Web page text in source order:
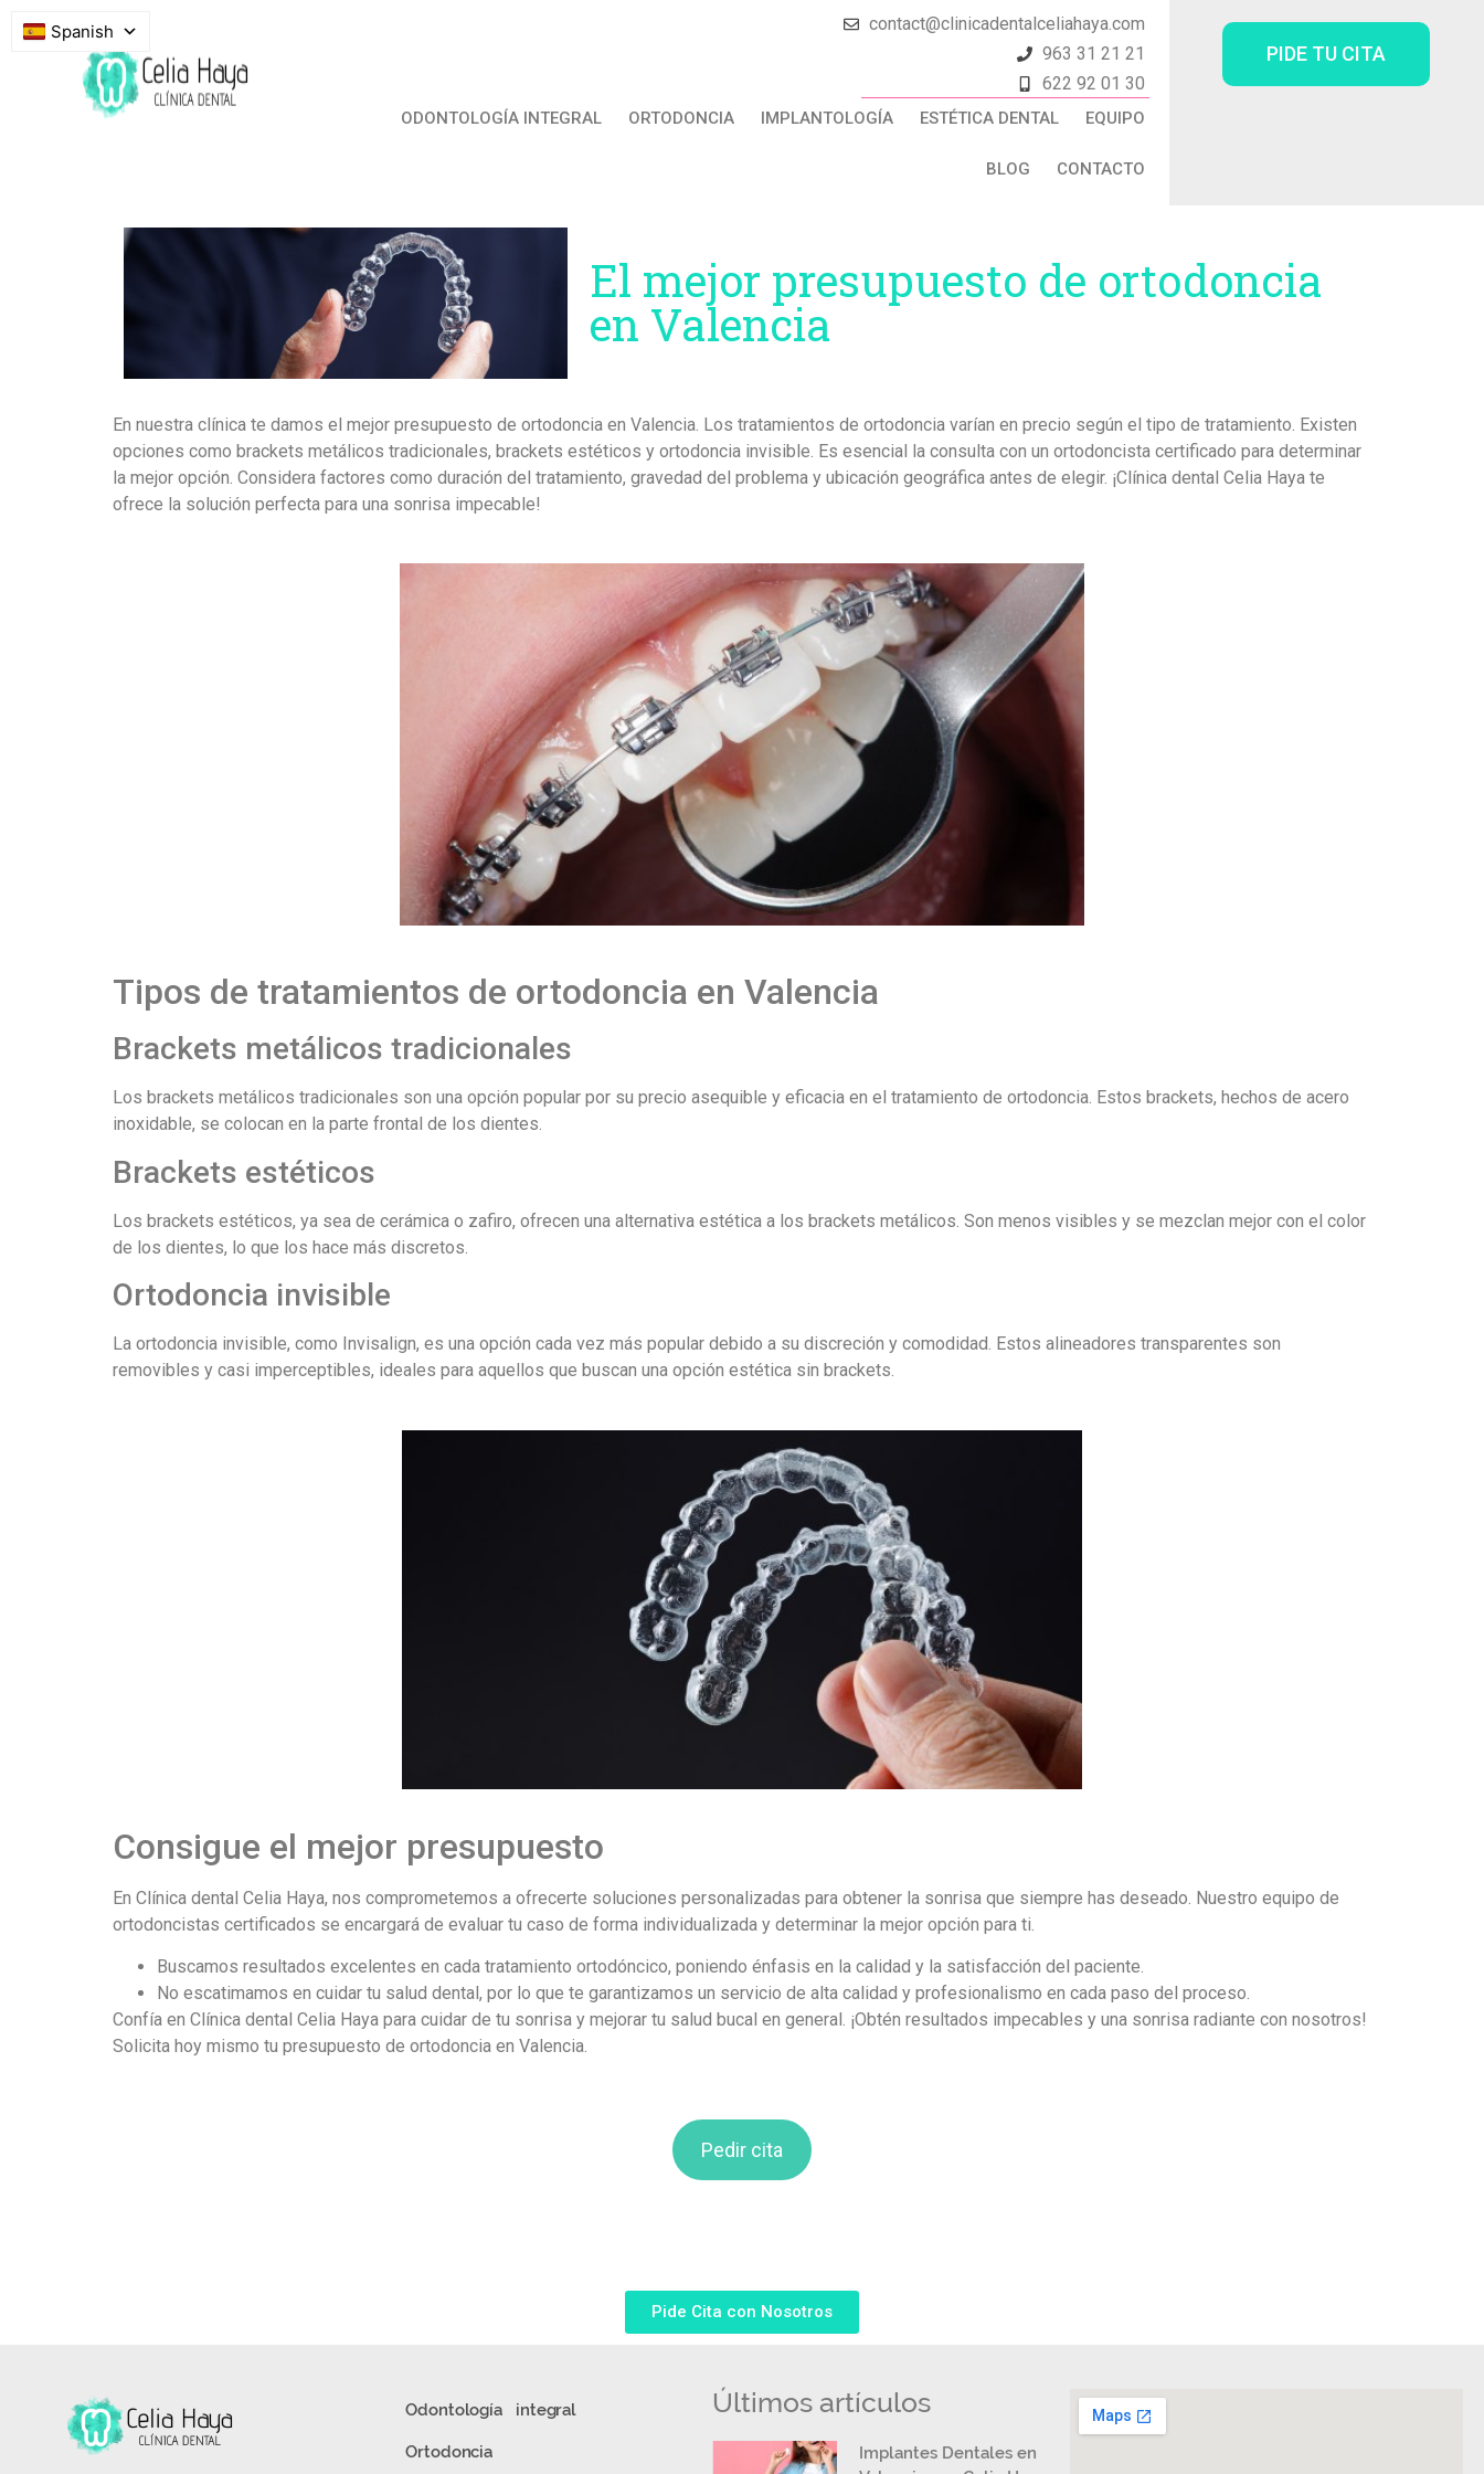
contact@clinicadentalceliahaya.com
963 31 21 21
622 92 01 30
ODONTOLOGÍA INTEGRAL ORTODONCIA IMPLANTOLOGÍA ESTÉTICA DENTAL EQUIPO
BLOG CONTACTO
PIDE TU CITA
El mejor presupuesto de ortodoncia
en Valencia
En nuestra clínica te damos el mejor presupuesto de ortodoncia en Valencia. Los tratamientos de ortodoncia varían en precio según el tipo de tratamiento. Existen
opciones como brackets metálicos tradicionales, brackets estéticos y ortodoncia invisible. Es esencial la consulta con un ortodoncista certificado para determinar
la mejor opción. Considera factores como duración del tratamiento, gravedad del problema y ubicación geográfica antes de elegir. ¡Clínica dental Celia Haya te
ofrece la solución perfecta para una sonrisa impecable!
Tipos de tratamientos de ortodoncia en Valencia
Brackets metálicos tradicionales
Los brackets metálicos tradicionales son una opción popular por su precio asequible y eficacia en el tratamiento de ortodoncia. Estos brackets, hechos de acero
inoxidable, se colocan en la parte frontal de los dientes.
Brackets estéticos
Los brackets estéticos, ya sea de cerámica o zafiro, ofrecen una alternativa estética a los brackets metálicos. Son menos visibles y se mezclan mejor con el color
de los dientes, lo que los hace más discretos.
Ortodoncia invisible
La ortodoncia invisible, como Invisalign, es una opción cada vez más popular debido a su discreción y comodidad. Estos alineadores transparentes son
removibles y casi imperceptibles, ideales para aquellos que buscan una opción estética sin brackets.
Consigue el mejor presupuesto
En Clínica dental Celia Haya, nos comprometemos a ofrecerte soluciones personalizadas para obtener la sonrisa que siempre has deseado. Nuestro equipo de
ortodoncistas certificados se encargará de evaluar tu caso de forma individualizada y determinar la mejor opción para ti.
Buscamos resultados excelentes en cada tratamiento ortodóncico, poniendo énfasis en la calidad y la satisfacción del paciente.
No escatimamos en cuidar tu salud dental, por lo que te garantizamos un servicio de alta calidad y profesionalismo en cada paso del proceso.
Confía en Clínica dental Celia Haya para cuidar de tu sonrisa y mejorar tu salud bucal en general. ¡Obtén resultados impecables y una sonrisa radiante con nosotros!
Solicita hoy mismo tu presupuesto de ortodoncia en Valencia.
Pedir cita
Pide Cita con Nosotros
Odontología integral
Ortodoncia
Últimos artículos
Implantes Dentales en
Spanish